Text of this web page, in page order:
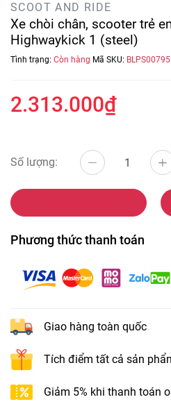
SCOOT AND RIDE
Xe chòi chân, scooter trẻ
Highwaykick 1 (steel)
Tình trạng: Còn hàng Mã SKU: BLPS00795
2.313.000₫
Số lượng:
Phương thức thanh toán
Giao hàng toàn quốc
Tích điểm tất cả sản
Giảm 5% khi thanh toán